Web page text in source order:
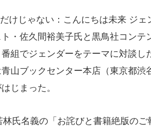
けじゃない：こんにちは未来 ジェ
・佐久間裕美子氏と黒鳥社コンテ
組でジェンダーをテーマに対談し
山ブックセンター本店（東京都渋
じまった。
氏名義の「お詫びと書籍絶版のご